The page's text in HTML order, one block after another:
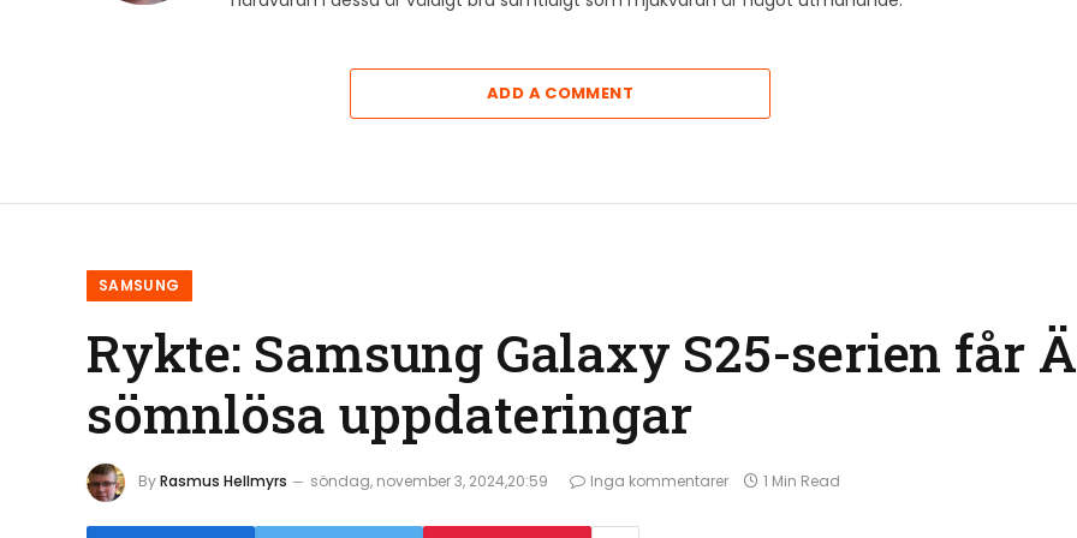
ADD A COMMENT
SAMSUNG
Rykte: Samsung Galaxy S25-serien får
sömnlösa uppdateringar
ByRasmus Hellmyrs söndag, november 3, 2024,20:59 Inga kommentarer 1 Min Read